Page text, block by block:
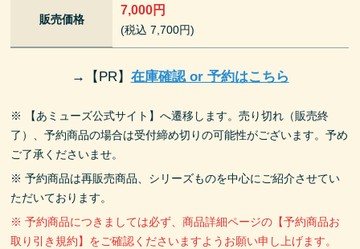
販売価格
7,000円
(税込 7,700円)
→ 【PR】 在庫確認 or 予約はこちら
※ 【あミューズ公式サイト】へ遷移します。売り切れ（販売終
了）、予約商品の場合は受付締め切りの可能性がございます。予め
ご了承くださいませ。
※ 予約商品は再販売商品、シリーズものを中心にご紹介させてい
ただいております。
※ 予約商品につきましては必ず、商品詳細ページの【予約商品お
取り引き規約】をご確認くださいますようお願い申し上げます。